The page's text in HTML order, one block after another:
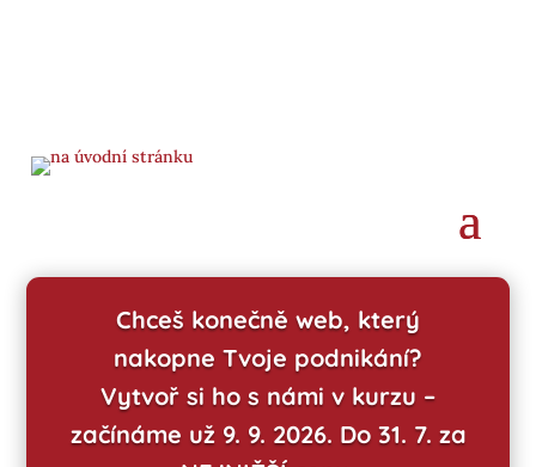
Chceš konečně web, který
nakopne Tvoje podnikání?
Vytvoř si ho s námi v kurzu –
začínáme už 9. 9. 2026. Do 31. 7. za